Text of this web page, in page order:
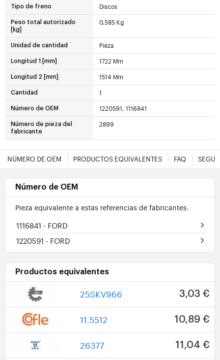
Tipo de freno Discos
Peso total autorizado
[kg]
0,585 Kg
Unidad de cantidad Pieza
Longitud 1 [mm] 1722 Mm
Longitud 2 [mm] 1514 Mm
Cantidad 1
Número de OEM 1220591, 1116841
Número de pieza del
fabricante
2899
NÚMERO DE OEM PRODUCTOS EQUIVALENTES FAQ
Número de OEM
Pieza equivalente a estas referencias de fabricantes:
1116841 - FORD
1220591 - FORD
Productos equivalentes
25SKV966 3,03 €
11.5512 10,89 €
26377 11,04 €